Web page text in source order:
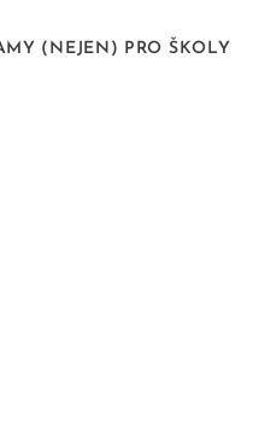
(NEJEN) PRO ŠKOLY